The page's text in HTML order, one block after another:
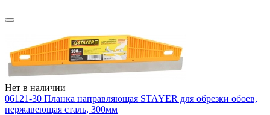
Нет в наличии
06121-30 Планка направляющая STAYER для обрезки обоев,
нержавеющая сталь, 300мм